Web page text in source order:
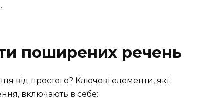
поширених речень
від простого? Ключові елементи, які
включають в себе: